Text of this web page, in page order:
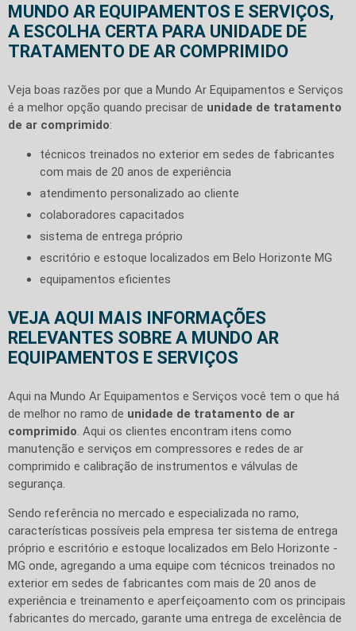
MUNDO AR EQUIPAMENTOS E SERVIÇOS,
A ESCOLHA CERTA PARA UNIDADE DE
TRATAMENTO DE AR COMPRIMIDO
Veja boas razões por que a Mundo Ar Equipamentos e Serviços
é a melhor opção quando precisar de unidade de tratamento
de ar comprimido:
técnicos treinados no exterior em sedes de fabricantes
com mais de 20 anos de experiência
atendimento personalizado ao cliente
colaboradores capacitados
sistema de entrega próprio
escritório e estoque localizados em Belo Horizonte MG
equipamentos eficientes
VEJA AQUI MAIS INFORMAÇÕES
RELEVANTES SOBRE A MUNDO AR
EQUIPAMENTOS E SERVIÇOS
Aqui na Mundo Ar Equipamentos e Serviços você tem o que há
de melhor no ramo de unidade de tratamento de ar
comprimido. Aqui os clientes encontram itens como
manutenção e serviços em compressores e redes de ar
comprimido e calibração de instrumentos e válvulas de
segurança.
Sendo referência no mercado e especializada no ramo,
características possíveis pela empresa ter sistema de entrega
próprio e escritório e estoque localizados em Belo Horizonte -
MG onde, agregando a uma equipe com técnicos treinados no
exterior em sedes de fabricantes com mais de 20 anos de
experiência e treinamento e aperfeiçoamento com os principais
fabricantes do mercado, garante uma entrega de excelência de